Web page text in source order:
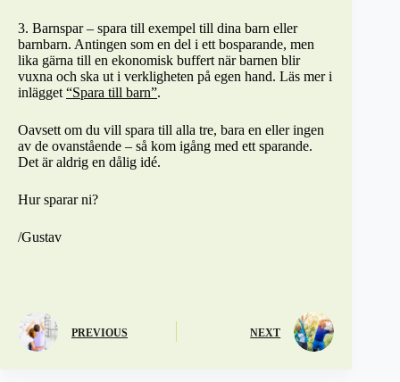
3. Barnspar – spara till exempel till dina barn eller
barnbarn. Antingen som en del i ett bosparande, men
lika gärna till en ekonomisk buffert när barnen blir
vuxna och ska ut i verkligheten på egen hand. Läs mer i
inlägget “Spara till barn”.
Oavsett om du vill spara till alla tre, bara en eller ingen
av de ovanstående – så kom igång med ett sparande.
Det är aldrig en dålig idé.
Hur sparar ni?
/Gustav
PREVIOUS NEXT